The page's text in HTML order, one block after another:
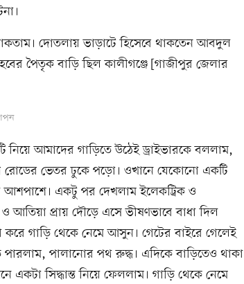
দোতলায় ভাড়াটে হিসেবে থাকতেন আবদুল
পৈতৃক বাড়ি ছিল কালীগঞ্জে [গাজীপুর জেলার
নিয়ে আমাদের গাড়িতে উঠেই ড্রাইভারকে বললাম,
রোডের ভেতর ঢুকে পড়ো। ওখানে যেকোনো একটি
একটু পর দেখলাম ইলেকট্রিক ও
প্রায় দৌড়ে এসে ভীষণভাবে বাধা দিল
গাড়ি থেকে নেমে আসুন। গেটের বাইরে গেলেই
পারলাম, পালানোর পথ রুদ্ধ। এদিকে বাড়িতেও থাকা
একটা সিদ্ধান্ত নিয়ে ফেললাম। গাড়ি থেকে নেমে